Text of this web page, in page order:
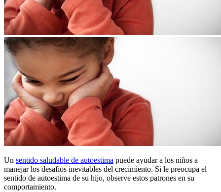
Un sentido saludable de autoestima puede ayudar a los niños a
manejar los desafíos inevitables del crecimiento. Si le preocupa el
sentido de autoestima de su hijo, observe estos patrones en su
comportamiento.